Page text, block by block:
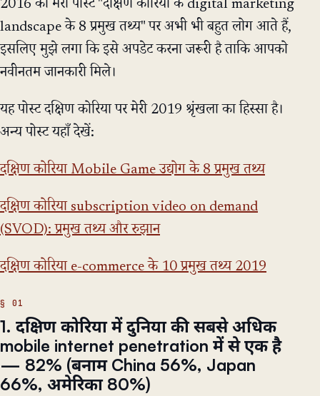
2016 की मेरी पोस्ट "दक्षिण कोरिया के digital marketing
landscape के 8 प्रमुख तथ्य" पर अभी भी बहुत लोग आते हैं,
इसलिए मुझे लगा कि इसे अपडेट करना जरूरी है ताकि आपको
नवीनतम जानकारी मिले।
यह पोस्ट दक्षिण कोरिया पर मेरी 2019 श्रृंखला का हिस्सा है।
अन्य पोस्ट यहाँ देखें:
दक्षिण कोरिया Mobile Game उद्योग के 8 प्रमुख तथ्य
दक्षिण कोरिया subscription video on demand
(SVOD): प्रमुख तथ्य और रुझान
दक्षिण कोरिया e-commerce के 10 प्रमुख तथ्य 2019
1. दक्षिण कोरिया में दुनिया की सबसे अधिक
mobile internet penetration में से एक है
— 82% (बनाम China 56%, Japan
66%, अमेरिका 80%)